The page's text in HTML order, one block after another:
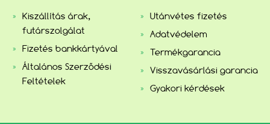
Kiszállítás árak,
futárszolgálat
Fizetés bankkártyával
Általános Szerződési
Feltételek
Utánvétes fizetés
Adatvédelem
Termékgarancia
Visszavásárlási garancia
Gyakori kérdések